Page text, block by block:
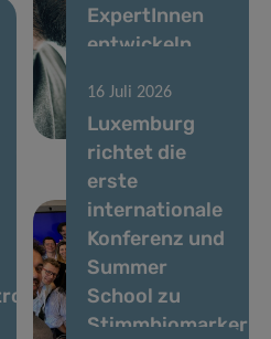
ExpertInnen
entwickeln
stimmbasierte
Biomarker
16 Juli 2026
Luxemburg
richtet die
erste
internationale
Konferenz und
Summer
School zu
Stimmbiomarkern